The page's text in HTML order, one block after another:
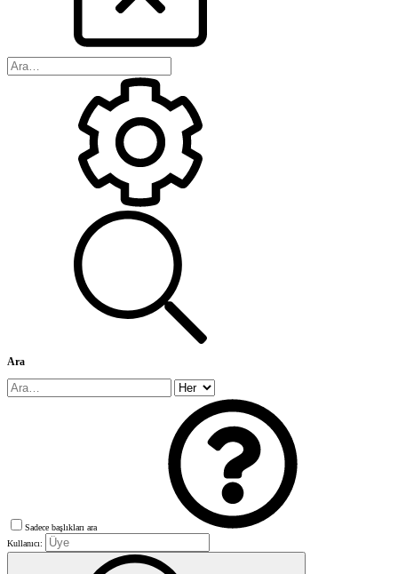
Ara
Sadece başlıkları ara
Kullanıcı: